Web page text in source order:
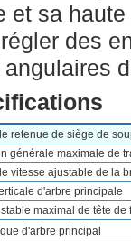
et sa
des
angulaires
retenue de siège de
générale maximale de
vitesse ajustable de la
d'arbre principale
maximal de tête de
d'arbre principal